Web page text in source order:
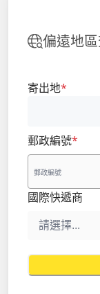
偏遠地
寄出地*
郵政編號*
國際快遞商